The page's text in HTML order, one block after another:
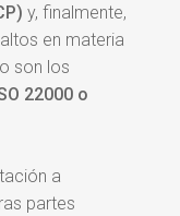
y, finalmente,
en materia
son los
22000 o
a
partes